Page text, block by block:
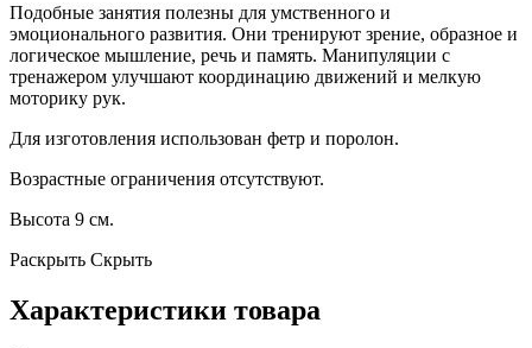
Подобные занятия полезны для умственного и
эмоционального развития. Они тренируют зрение, образное и
логическое мышление, речь и память. Манипуляции с
тренажером улучшают координацию движений и мелкую
моторику рук.
Для изготовления использован фетр и поролон.
Возрастные ограничения отсутствуют.
Высота 9 см.
Раскрыть Скрыть
Характеристики товара